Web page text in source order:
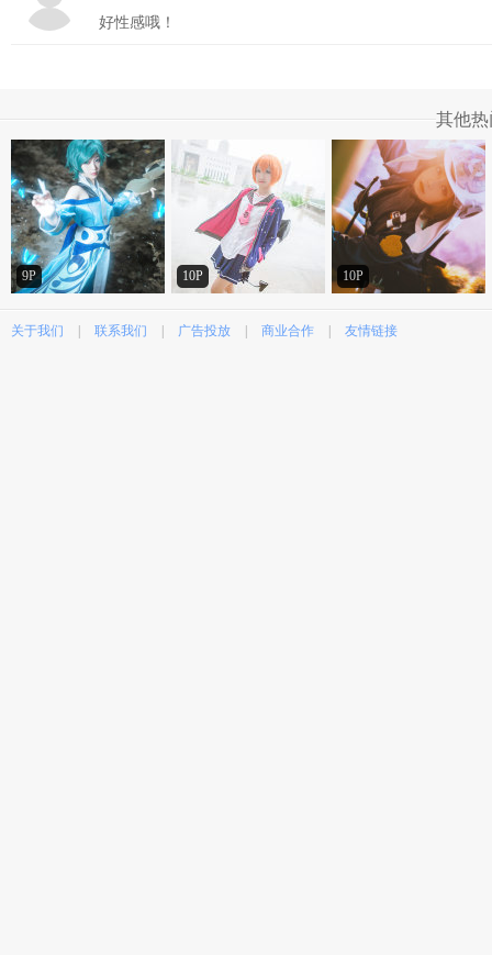
好性感哦！
其他
9P 10P 10P
关于我们 联系我们 广告投放 商业合作 友情链接